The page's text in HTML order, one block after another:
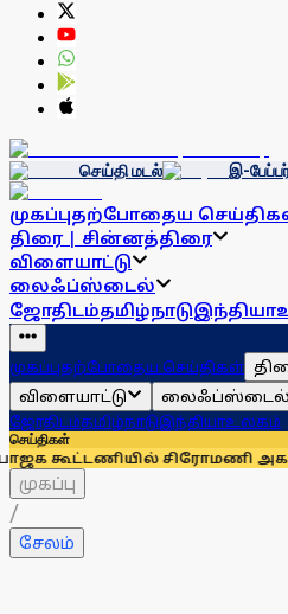
செய்தி மடல் இ-
முகப்புதற்போதைய
திரை | சின்னத்திரை
விளையாட்டு
லைஃப்ஸ்டைல்
ஜோதிடம்தமிழ்நாடுஇந்தியா
முகப்புதற்போதைய செய்திகள்
விளையாட்டு
லைஃப்ஸ்டைல்
ஜோதிடம்தமிழ்நாடுஇந்தியாஉலகம்
செய்திகள்
சிரோமணி அகாலிதளம்?
முகப்பு
/
சேலம்